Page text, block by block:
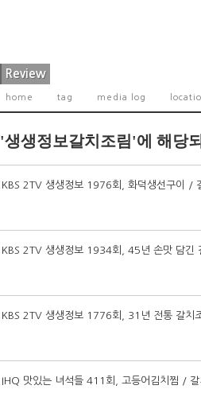
Review
home tag media log
'생생정보갈치조림'에 해당
KBS 2TV 생생정보 1976회, 화덕생선구이 /
KBS 2TV 생생정보 1934회, 45년 손맛 담긴
KBS 2TV 생생정보 1776회, 31년 전통 갈치
IHQ 맛있는 녀석들 411회, 고등어김치찜 /